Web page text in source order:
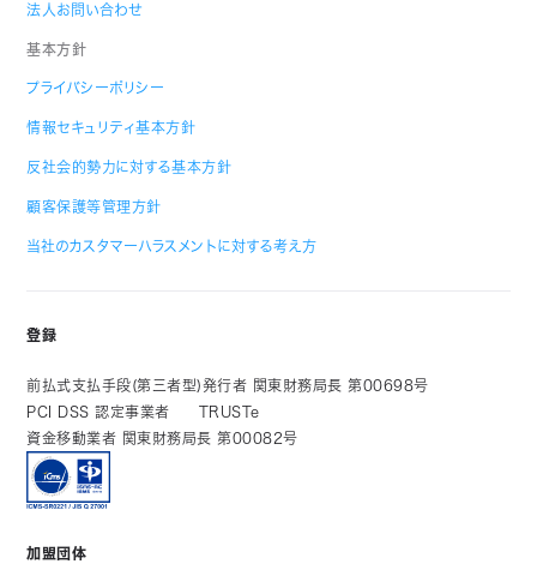
法人お問い合わせ
基本方針
プライバシーポリシー
情報セキュリティ基本方針
反社会的勢力に対する基本方針
顧客保護等管理方針
当社のカスタマーハラスメントに対する考え方
登録
前払式支払手段(第三者型)発行者 関東財務局長 第00698号
PCI DSS 認定事業者
TRUSTe
資金移動業者 関東財務局長 第00082号
加盟団体